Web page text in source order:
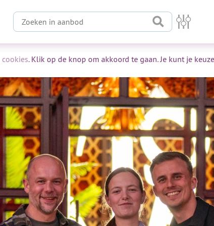
Zoeken in aanbod
cookies. Klik op de knop om akkoord te gaan. Je kunt je